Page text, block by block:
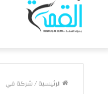
الرئيسية/شركة في